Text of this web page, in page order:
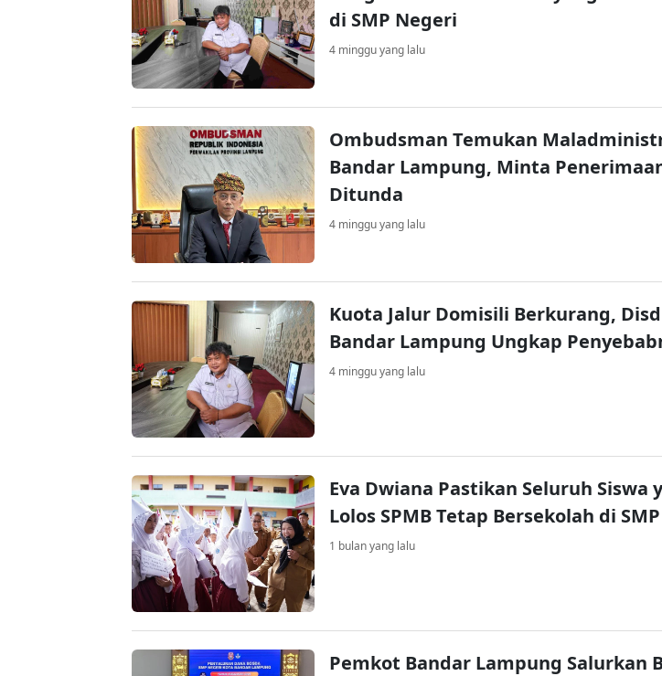
di SMP Negeri
4 minggu yang lalu
Ombudsman Temukan
Bandar Lampung, Minta
Ditunda
4 minggu yang lalu
Kuota Jalur Domisili Berkurang,
Bandar Lampung Ungkap
4 minggu yang lalu
Eva Dwiana Pastikan Seluruh Siswa
Lolos SPMB Tetap Bersekolah di
1 bulan yang lalu
Pemkot Bandar Lampung Salurkan